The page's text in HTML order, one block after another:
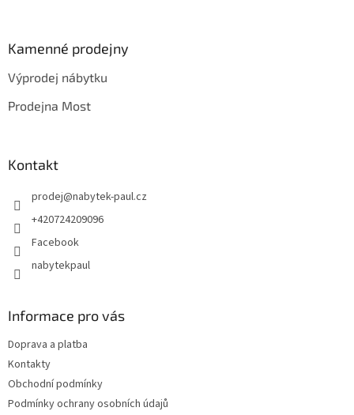
Kamenné prodejny
Výprodej nábytku
Prodejna Most
Kontakt
prodej@nabytek-paul.cz
+420724209096
Facebook
nabytekpaul
Informace pro vás
Doprava a platba
Kontakty
Obchodní podmínky
Podmínky ochrany osobních údajů